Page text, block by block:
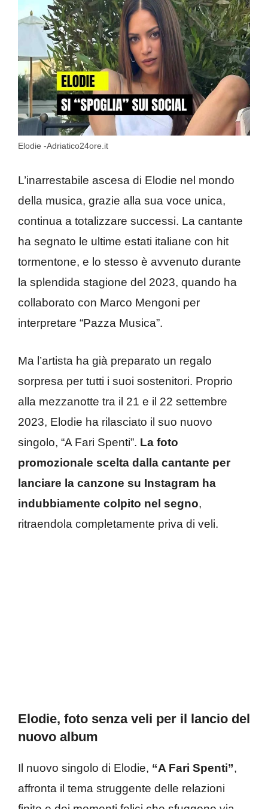
Elodie -Adriatico24ore.it
L’inarrestabile ascesa di Elodie nel mondo
della musica, grazie alla sua voce unica,
continua a totalizzare successi. La cantante
ha segnato le ultime estati italiane con hit
tormentone, e lo stesso è avvenuto durante
la splendida stagione del 2023, quando ha
collaborato con Marco Mengoni per
interpretare “Pazza Musica”.
Ma l’artista ha già preparato un regalo
sorpresa per tutti i suoi sostenitori. Proprio
alla mezzanotte tra il 21 e il 22 settembre
2023, Elodie ha rilasciato il suo nuovo
singolo, “A Fari Spenti”. La foto
promozionale scelta dalla cantante per
lanciare la canzone su Instagram ha
indubbiamente colpito nel segno,
ritraendola completamente priva di veli.
Elodie, foto senza veli per il lancio del
nuovo album
Il nuovo singolo di Elodie, “A Fari Spenti”,
affronta il tema struggente delle relazioni